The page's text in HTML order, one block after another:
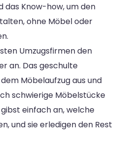
das Know-how, um den
ohne Möbel oder
Umzugsfirmen den
an. Das geschulte
Möbelaufzug aus und
schwierige Möbelstücke
einfach an, welche
und sie erledigen den Rest